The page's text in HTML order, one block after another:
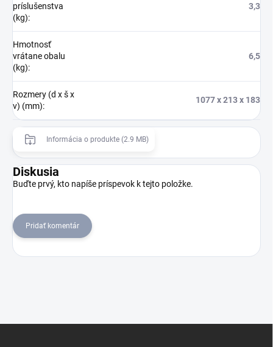
príslušenstva
(kg):
3,3
Hmotnosť
vrátane obalu
(kg):
6,5
Rozmery (d x š x
v) (mm):
1077 x 213 x 183
Informácia o produkte (2.9 MB)
Diskusia
Buďte prvý, kto napíše príspevok k tejto položke.
Pridať komentár